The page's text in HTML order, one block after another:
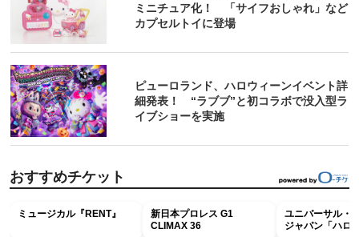
ミニチュア化！ 「サイフおしゃれ」など
カプセルトイに登場
ピューロランド、ハロウィーンイベント詳
細発表！ “ラブブ”と初コラボで没入型ラ
イブショーを実施
おすすめチケット
ミュージカル『RENT』
新日本プロレス G1
CLIMAX 36
ユニバーサル・
ジャパン「ハロ